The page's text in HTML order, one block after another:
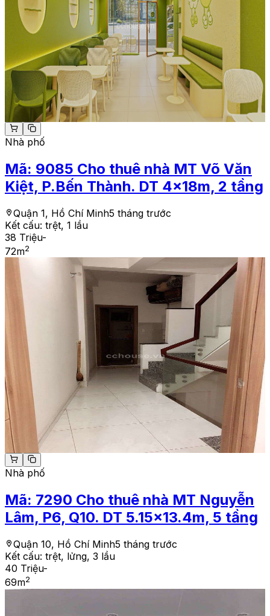
Nhà phố
Mã: 9085 Cho thuê nhà MT Võ Văn
Kiệt, P.Bến Thành. DT 4x18m, 2 tầng
Quận 1, Hồ Chí Minh5 tháng trước
Kết cấu: trệt, 1 lầu
38 Triệu-
72m2
Nhà phố
Mã: 7290 Cho thuê nhà MT Nguyễn
Lâm, P6, Q10. DT 5.15x13.4m, 5 tầng
Quận 10, Hồ Chí Minh5 tháng trước
Kết cấu: trệt, lửng, 3 lầu
40 Triệu-
69m2